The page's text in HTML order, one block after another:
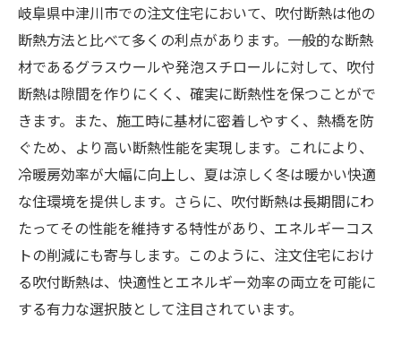
岐阜県中津川市での注文住宅において、吹付断熱は他の
断熱方法と比べて多くの利点があります。一般的な断熱
材であるグラスウールや発泡スチロールに対して、吹付
断熱は隙間を作りにくく、確実に断熱性を保つことがで
きます。また、施工時に基材に密着しやすく、熱橋を防
ぐため、より高い断熱性能を実現します。これにより、
冷暖房効率が大幅に向上し、夏は涼しく冬は暖かい快適
な住環境を提供します。さらに、吹付断熱は長期間にわ
たってその性能を維持する特性があり、エネルギーコス
トの削減にも寄与します。このように、注文住宅におけ
る吹付断熱は、快適性とエネルギー効率の両立を可能に
する有力な選択肢として注目されています。